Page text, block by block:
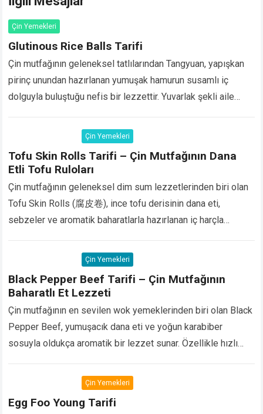
Çin Yemekleri
Glutinous Rice Balls Tarifi
Çin mutfağının geleneksel tatlılarından Tangyuan, yapışkan
pirinç unundan hazırlanan yumuşak hamurun susamlı iç
dolguyla buluştuğu nefis bir lezzettir. Yuvarlak şekli aile
Festivali, Çin Yeni…Devamını Oku...
Çin Yemekleri
Tofu Skin Rolls Tarifi – Çin Mutfağının Dana
Etli Tofu Ruloları
Çin mutfağının geleneksel dim sum lezzetlerinden biri olan
Tofu Skin Rolls (腐皮卷), ince tofu derisinin dana eti,
sebzeler ve aromatik baharatlarla hazırlanan iç harçla
Çin Yemekleri
Black Pepper Beef Tarifi – Çin Mutfağının
Baharatlı Et Lezzeti
Çin mutfağının en sevilen wok yemeklerinden biri olan Black
Pepper Beef, yumuşacık dana eti ve yoğun karabiber
sosuyla oldukça aromatik bir lezzet sunar. Özellikle hızlı
Çin Yemekleri
Egg Foo Young Tarifi